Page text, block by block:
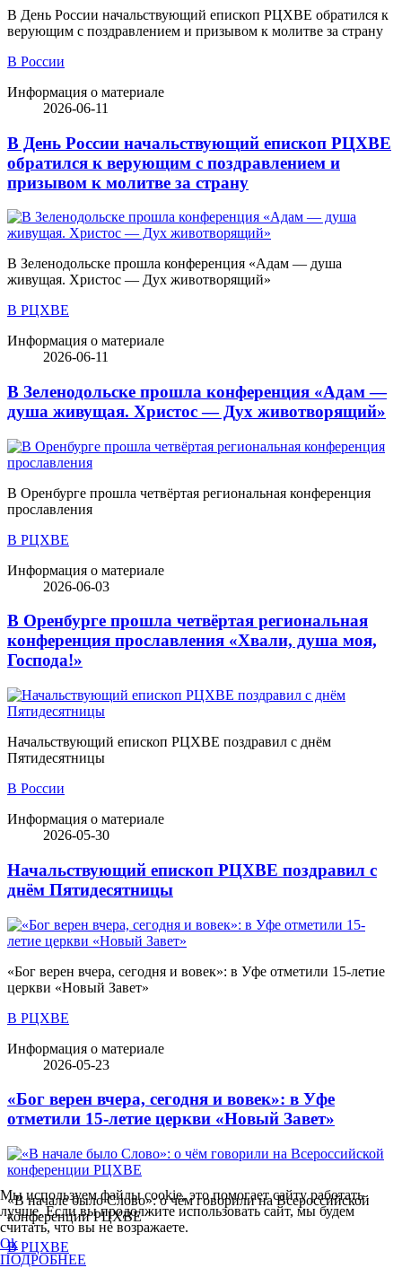
В День России начальствующий епископ РЦХВЕ обратился к
верующим с поздравлением и призывом к молитве за страну
В России
Информация о материале
2026-06-11
В День России начальствующий епископ РЦХВЕ
обратился к верующим с поздравлением и
призывом к молитве за страну
В Зеленодольске прошла конференция «Адам — душа
живущая. Христос — Дух животворящий»
В РЦХВЕ
Информация о материале
2026-06-11
В Зеленодольске прошла конференция «Адам —
душа живущая. Христос — Дух животворящий»
В Оренбурге прошла четвёртая региональная конференция
прославления
В РЦХВЕ
Информация о материале
2026-06-03
В Оренбурге прошла четвёртая региональная
конференция прославления «Хвали, душа моя,
Господа!»
Начальствующий епископ РЦХВЕ поздравил с днём
Пятидесятницы
В России
Информация о материале
2026-05-30
Начальствующий епископ РЦХВЕ поздравил с
днём Пятидесятницы
«Бог верен вчера, сегодня и вовек»: в Уфе отметили 15-летие
церкви «Новый Завет»
В РЦХВЕ
Информация о материале
2026-05-23
«Бог верен вчера, сегодня и вовек»: в Уфе
отметили 15-летие церкви «Новый Завет»
«В начале было Слово»: о чём говорили на Всероссийской
конференции РЦХВЕ
В РЦХВЕ
Мы используем файлы cookie, это помогает сайту работать
лучше. Если вы продолжите использовать сайт, мы будем
считать, что вы не возражаете.
Ok
ПОДРОБНЕЕ